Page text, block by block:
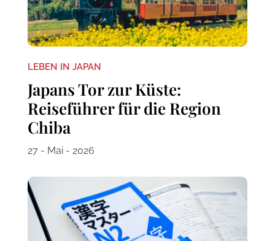
LEBEN IN JAPAN
Japans Tor zur Küste:
Reiseführer für die Region
Chiba
27 - Mai - 2026